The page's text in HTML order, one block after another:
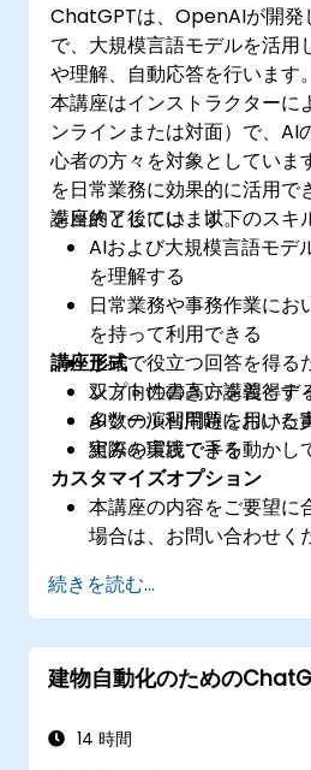
ChatGPTは、OpenAIが開発
で、大規模言語モデルを活用
や理解、自動応答を行います。
本講座はインストラクターに
ンラインまたは対面）で、AI
心者の方々を対象としてい
を日常業務に効果的に活用で
を目的としています。
講座終了後には、以下のスキ
AIおよび大規模言語モデ
を理解する
日常業務や事務作業に
を持って利用できる
正確で役立つ回答を得る
ンプトの書き方を習得す
AIツール利用時における
組みを実践できる
講座形式
双方向性の高い講義とデ
多数の演習問題を用いた
実際の環境で手を動かし
カスタマイズオプション
本講座の内容をご要望に
場合は、お問い合わせく
続きを読む...
建物自動化のための
14 時間